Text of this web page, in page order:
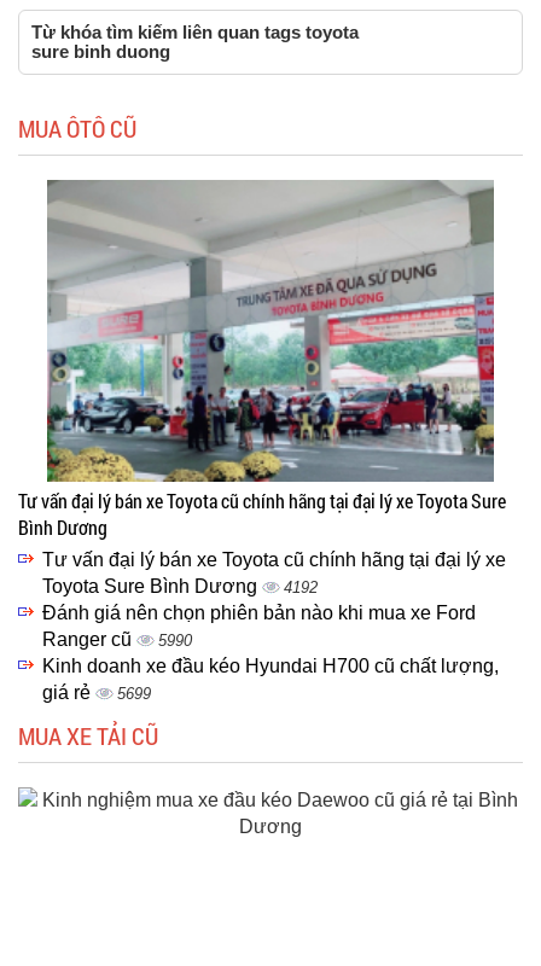
Từ khóa tìm kiếm liên quan tags toyota
sure binh duong
MUA ÔTÔ CŨ
Tư vấn đại lý bán xe Toyota cũ chính hãng tại đại lý xe Toyota Sure
Bình Dương
Tư vấn đại lý bán xe Toyota cũ chính hãng tại đại lý xe
Toyota Sure Bình Dương
4192
Đánh giá nên chọn phiên bản nào khi mua xe Ford
Ranger cũ
5990
Kinh doanh xe đầu kéo Hyundai H700 cũ chất lượng,
giá rẻ
5699
MUA XE TẢI CŨ